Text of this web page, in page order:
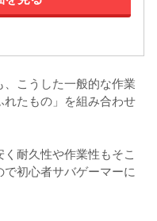
こうした一般的な作業
れたもの」を組み合わせ
耐久性や作業性もそこ
初心者サバゲーマーに